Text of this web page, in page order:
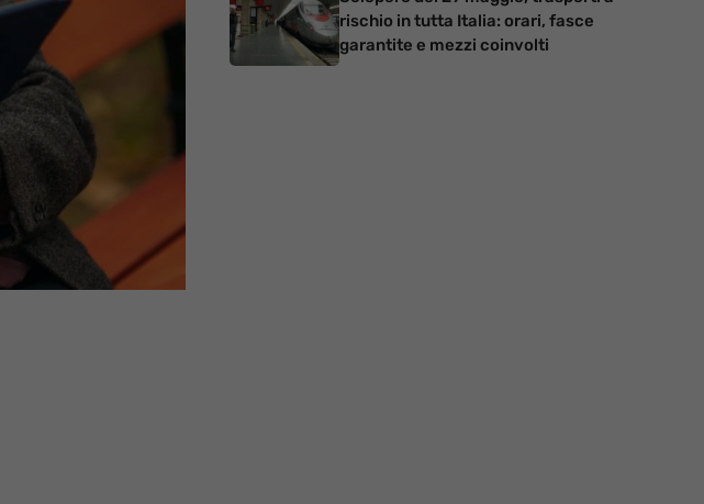
rischio in tutta Italia: orari, fasce
garantite e mezzi coinvolti